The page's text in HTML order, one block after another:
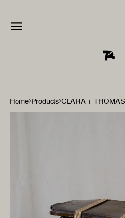
Home Products CLARA + THOMAS